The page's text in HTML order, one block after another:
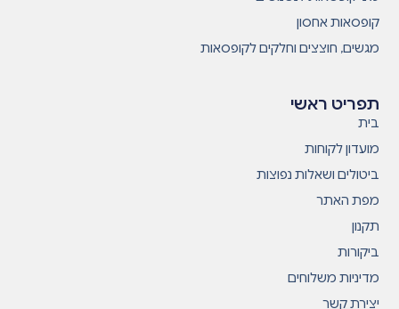
תפריט ראשי
בית
מועדון לקוחות
ביטולים ושאלות נפוצות
מפת האתר
תקנון
ביקורות
מדיניות משלוחים
יצירת קשר
קופסאות אחסון
מגשים, חוצצים וחלקים לקופסאות